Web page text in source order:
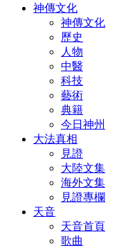
神傳文化
神傳文化
歷史
人物
中醫
科技
藝術
典籍
今日神州
大法真相
見證
大陸文集
海外文集
見證專欄
天音
天音首頁
歌曲